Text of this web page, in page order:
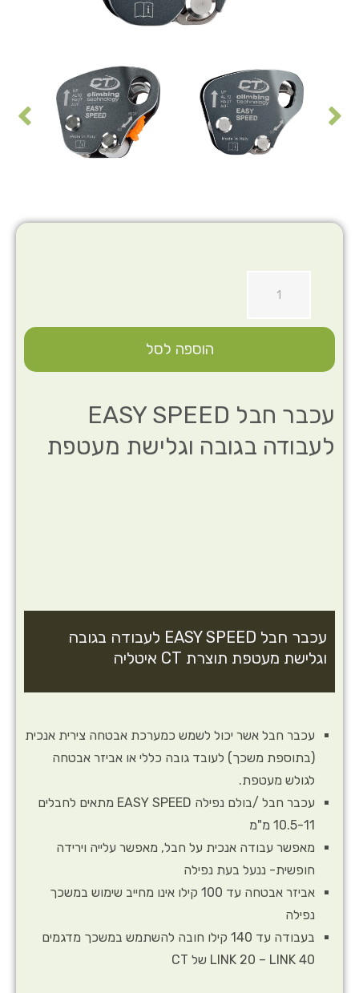
עכבר חבל EASY SPEED
לעבודה בגובה וגלישת מעטפת
עכבר חבל EASY SPEED לעבודה בגובה
וגלישת מעטפת תוצרת CT איטליה
עכבר חבל אשר יכול לשמש כמערכת אבטחה צירית אנכית
(בתוספת משכך) לעובד גובה כללי או אביזר אבטחה
לגולש מעטפת.
עכבר חבל /בולם נפילה EASY SPEED מתאים לחבלים
10.5-11 מ"מ
מאפשר עבודה אנכית על חבל, מאפשר עלייה וירידה
חופשית- ננעל בעת נפילה
אביזר אבטחה עד 100 קילו אינו מחייב שימוש במשכך
נפילה
בעבודה עד 140 קילו חובה להשתמש במשכך מדגמים
LINK 20 – LINK 40 של CT
הוספה לסל